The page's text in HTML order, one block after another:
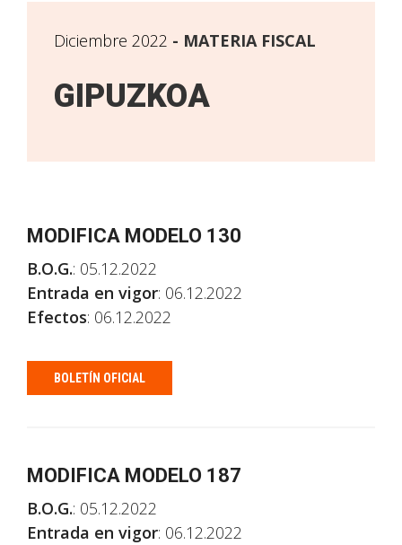
Diciembre 2022 MATERIA FISCAL
GIPUZKOA
MODIFICA MODELO 130
B.O.G.: 05.12.2022
Entrada en vigor: 06.12.2022
Efectos: 06.12.2022
BOLETÍN OFICIAL
MODIFICA MODELO 187
B.O.G.: 05.12.2022
Entrada en vigor: 06.12.2022